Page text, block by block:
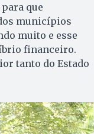
que
municípios
muito e esse
financeiro.
tanto do Estado